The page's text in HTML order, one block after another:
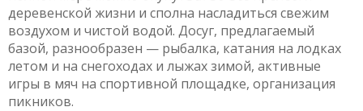
деревенской жизни и сполна насладиться свежим
воздухом и чистой водой. Досуг, предлагаемый
базой, разнообразен — рыбалка, катания на лодках
летом и на снегоходах и лыжах зимой, активные
игры в мяч на спортивной площадке, организация
пикников.